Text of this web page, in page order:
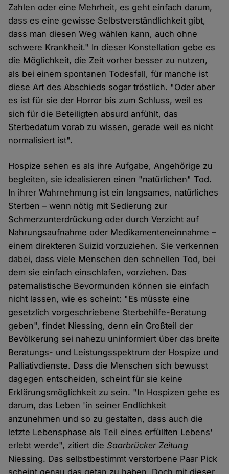
Zahlen oder eine Mehrheit, es geht einfach darum,
dass es eine gewisse Selbstverständlichkeit gibt,
dass man diesen Weg wählen kann, auch ohne
schwere Krankheit." In dieser Konstellation gebe es
die Möglichkeit, die Zeit vorher besser zu nutzen,
als bei einem spontanen Todesfall, für manche ist
diese Art des Abschieds sogar tröstlich. "Oder aber
es ist für sie der Horror bis zum Schluss, weil es
sich für die Beteiligten absurd anfühlt, das
Sterbedatum vorab zu wissen, gerade weil es nicht
normalisiert ist".
Hospize sehen es als ihre Aufgabe, Angehörige zu
begleiten, sie idealisieren einen "natürlichen" Tod.
In ihrer Wahrnehmung ist ein langsames, natürliches
Sterben – wenn nötig mit Sedierung zur
Schmerzunterdrückung oder durch Verzicht auf
Nahrungsaufnahme oder Medikamenteneinnahme –
einem direkteren Suizid vorzuziehen. Sie verkennen
dabei, dass viele Menschen den schnellen Tod, bei
dem sie einfach einschlafen, vorziehen. Das
paternalistische Bevormunden können sie einfach
nicht lassen, wie es scheint: "Es müsste eine
gesetzlich vorgeschriebene Sterbehilfe-Beratung
geben", findet Niessing, denn ein Großteil der
Bevölkerung sei nahezu uninformiert über das breite
Beratungs- und Leistungsspektrum der Hospize und
Palliativdienste. Dass die Menschen sich bewusst
dagegen entscheiden, scheint für sie keine
Erklärungsmöglichkeit zu sein. "In Hospizen gehe es
darum, das Leben 'in seiner Endlichkeit
anzunehmen und so zu gestalten, dass auch die
letzte Lebensphase als Teil eines erfüllten Lebens'
erlebt werde", zitiert dieSaarbrücker Zeitung
Niessing. Das selbstbestimmt verstorbene Paar Pick